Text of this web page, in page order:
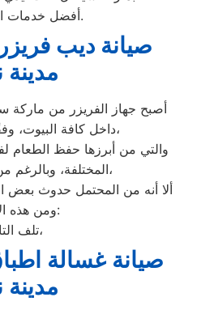
أفضل خدمات الدعم الفنى.
صيانة ديب
مدينة
أصبح جهاز الفريزر من ماركة
داخل كافة البيوت، وفقًا لمميزاته العديدة،
والتي من أبرزها حفظ الطعام
المختلفة، وبالرغم من مميزاته العديدة،
ألا أنه من المحتمل حدوث بعض
ومن هذه الأعطال:
تلف التايمر،
صيانة غسالة
مدينة